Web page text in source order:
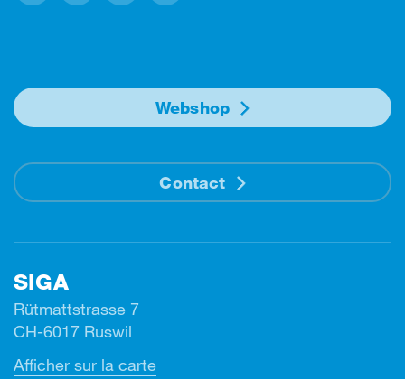
Webshop
Contact
SIGA
Rütmattstrasse 7
CH-6017 Ruswil
Afficher sur la carte